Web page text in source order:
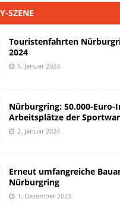
SZENE
Touristenfahrten
2024
5. Januar 2024
Nürburgring: 50.000-
Arbeitsplätze der
2. Januar 2024
Erneut umfangreiche
Nürburgring
1. Dezember 2023